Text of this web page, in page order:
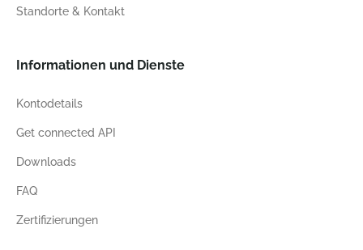
Standorte & Kontakt
Informationen und Dienste
Kontodetails
Get connected API
Downloads
FAQ
Zertifizierungen